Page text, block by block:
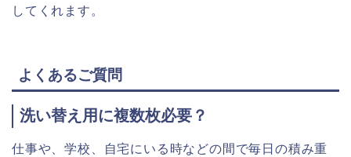
してくれます。
よくあるご質問
洗い替え用に複数枚必要？
仕事や、学校、自宅にいる時などの間で毎日の積み重